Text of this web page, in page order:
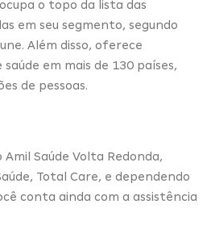
o topo da lista das
em seu segmento, segundo
Além disso, oferece
em mais de 130 países,
de pessoas.
Saúde Volta Redonda,
Total Care, e dependendo
conta ainda com a assistência